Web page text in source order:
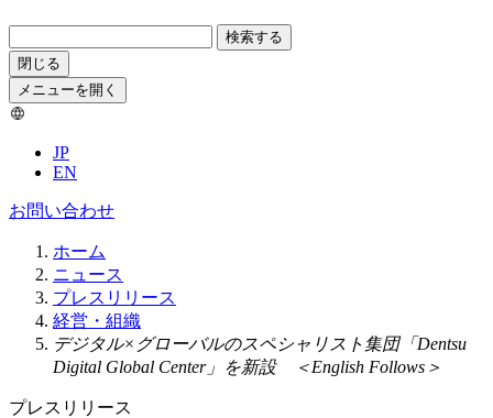
検索する
閉じる
メニューを開く
JP
EN
お問い合わせ
ホーム
ニュース
プレスリリース
経営・組織
デジタル×グローバルのスペシャリスト集団「Dentsu
Digital Global Center」を新設 ＜English Follows＞
プレスリリース